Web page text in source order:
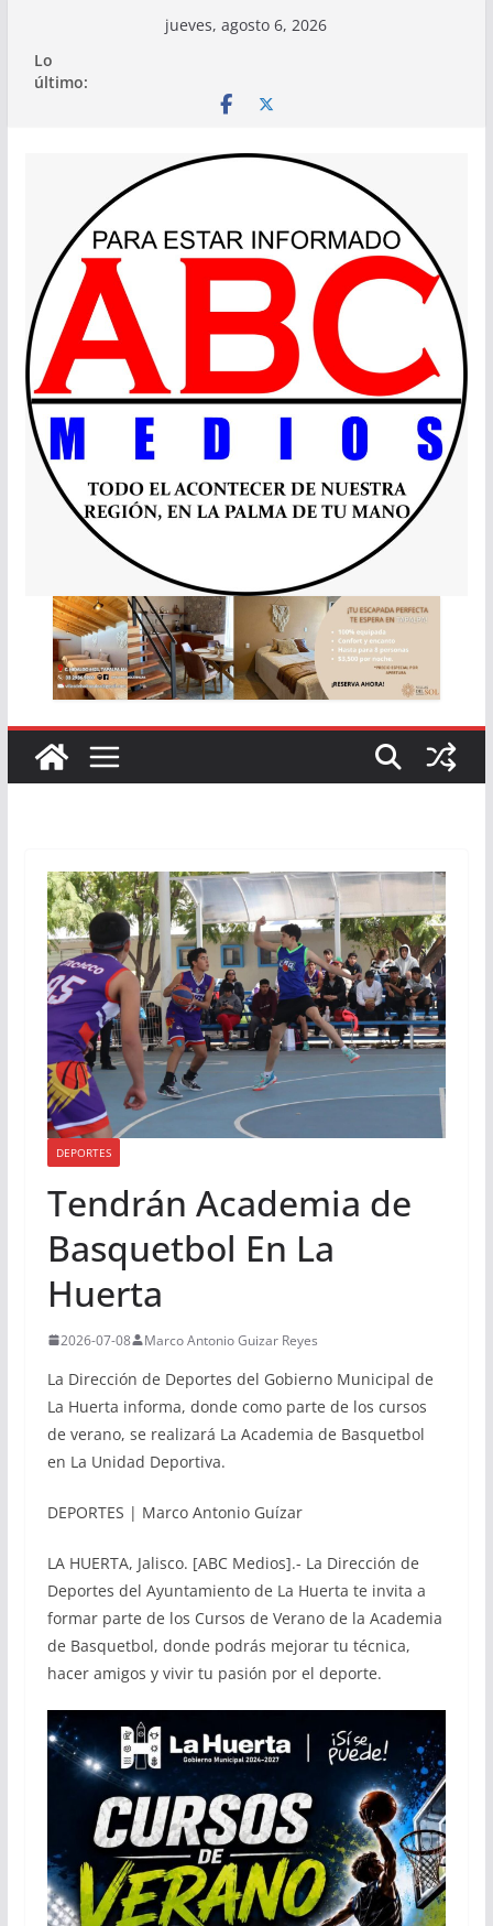
contenido
jueves, agosto 6, 2026
Lo
último:
DEPORTES
Tendrán Academia de
Basquetbol En La
Huerta
2026-07-08 Marco Antonio Guizar Reyes
La Dirección de Deportes del Gobierno Municipal de
La Huerta informa, donde como parte de los cursos
de verano, se realizará La Academia de Basquetbol
en La Unidad Deportiva.
DEPORTES | Marco Antonio Guízar
LA HUERTA, Jalisco. [ABC Medios].- La Dirección de
Deportes del Ayuntamiento de La Huerta te invita a
formar parte de los Cursos de Verano de la Academia
de Basquetbol, donde podrás mejorar tu técnica,
hacer amigos y vivir tu pasión por el deporte.